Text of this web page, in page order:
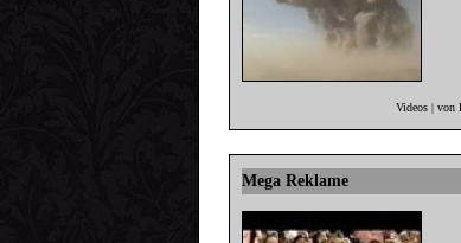
Videos | von
Mega Reklame